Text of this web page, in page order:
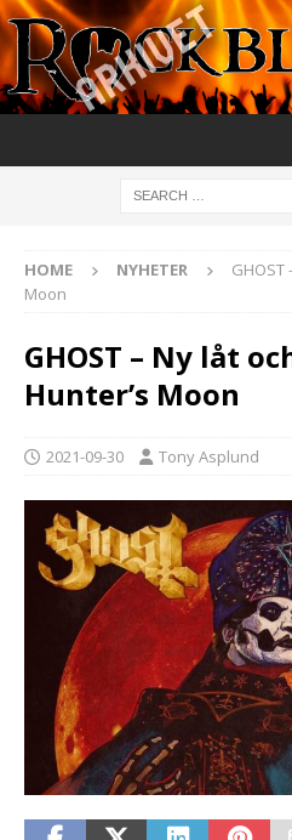
HOME NYHETER
GHOST
Moon
GHOST – Ny låt
Hunter’s Moon
2021-09-30 Tony Asplund